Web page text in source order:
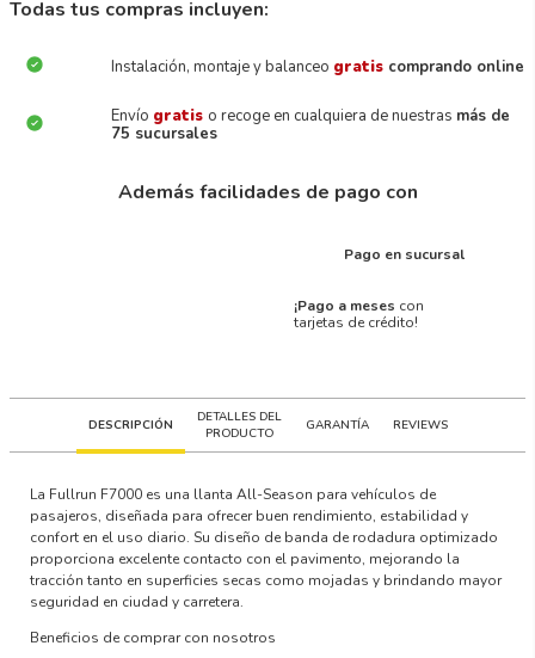
Todas tus compras incluyen:
Instalación, montaje y balanceo gratis comprando online
Envío gratis o recoge en cualquiera de nuestras más de
75 sucursales
Además facilidades de pago con
Pago en sucursal
¡Pago a meses con
tarjetas de crédito!
DESCRIPCIÓN
DETALLES DEL
PRODUCTO
GARANTÍA REVIEWS
La Fullrun F7000 es una llanta All-Season para vehículos de
pasajeros, diseñada para ofrecer buen rendimiento, estabilidad y
confort en el uso diario. Su diseño de banda de rodadura optimizado
proporciona excelente contacto con el pavimento, mejorando la
tracción tanto en superficies secas como mojadas y brindando mayor
seguridad en ciudad y carretera.
Beneficios de comprar con nosotros